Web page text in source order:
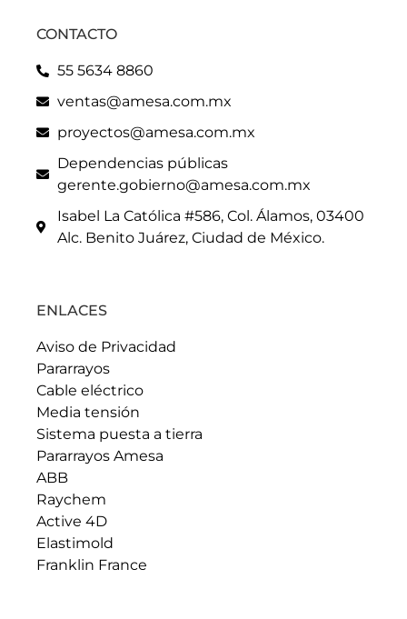
CONTACTO
55 5634 8860
ventas@amesa.com.mx
proyectos@amesa.com.mx
Dependencias públicas
gerente.gobierno@amesa.com.mx
Isabel La Católica #586, Col. Álamos, 03400
Alc. Benito Juárez, Ciudad de México.
ENLACES
Aviso de Privacidad
Pararrayos
Cable eléctrico
Media tensión
Sistema puesta a tierra
Pararrayos Amesa
ABB
Raychem
Active 4D
Elastimold
Franklin France